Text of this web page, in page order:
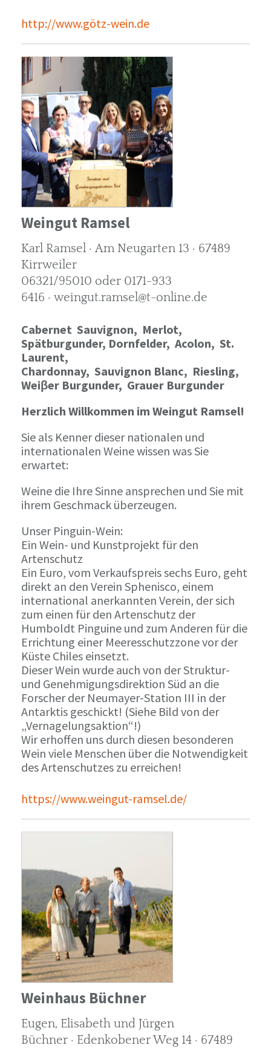
http://www.götz-wein.de
Weingut Ramsel
Karl Ramsel · Am Neugarten 13 · 67489
Kirrweiler
06321/95010 oder 0171-933
6416 · weingut.ramsel@t-online.de
Cabernet Sauvignon, Merlot,
Spätburgunder, Dornfelder, Acolon, St.
Laurent,
Chardonnay, Sauvignon Blanc, Riesling,
Weiβer Burgunder, Grauer Burgunder
Herzlich Willkommen im Weingut Ramsel!
Sie als Kenner dieser nationalen und
internationalen Weine wissen was Sie
erwartet:
Weine die Ihre Sinne ansprechen und Sie mit
ihrem Geschmack überzeugen.
Unser Pinguin-Wein:
Ein Wein- und Kunstprojekt für den
Artenschutz
Ein Euro, vom Verkaufspreis sechs Euro, geht
direkt an den Verein Sphenisco, einem
international anerkannten Verein, der sich
zum einen für den Artenschutz der
Humboldt Pinguine und zum Anderen für die
Errichtung einer Meeresschutzzone vor der
Küste Chiles einsetzt.
Dieser Wein wurde auch von der Struktur-
und Genehmigungsdirektion Süd an die
Forscher der Neumayer-Station III in der
Antarktis geschickt! (Siehe Bild von der
„Vernagelungsaktion“!)
Wir erhoffen uns durch diesen besonderen
Wein viele Menschen über die Notwendigkeit
des Artenschutzes zu erreichen!
https://www.weingut-ramsel.de/
Weinhaus Büchner
Eugen, Elisabeth und Jürgen
Büchner · Edenkobener Weg 14 · 67489